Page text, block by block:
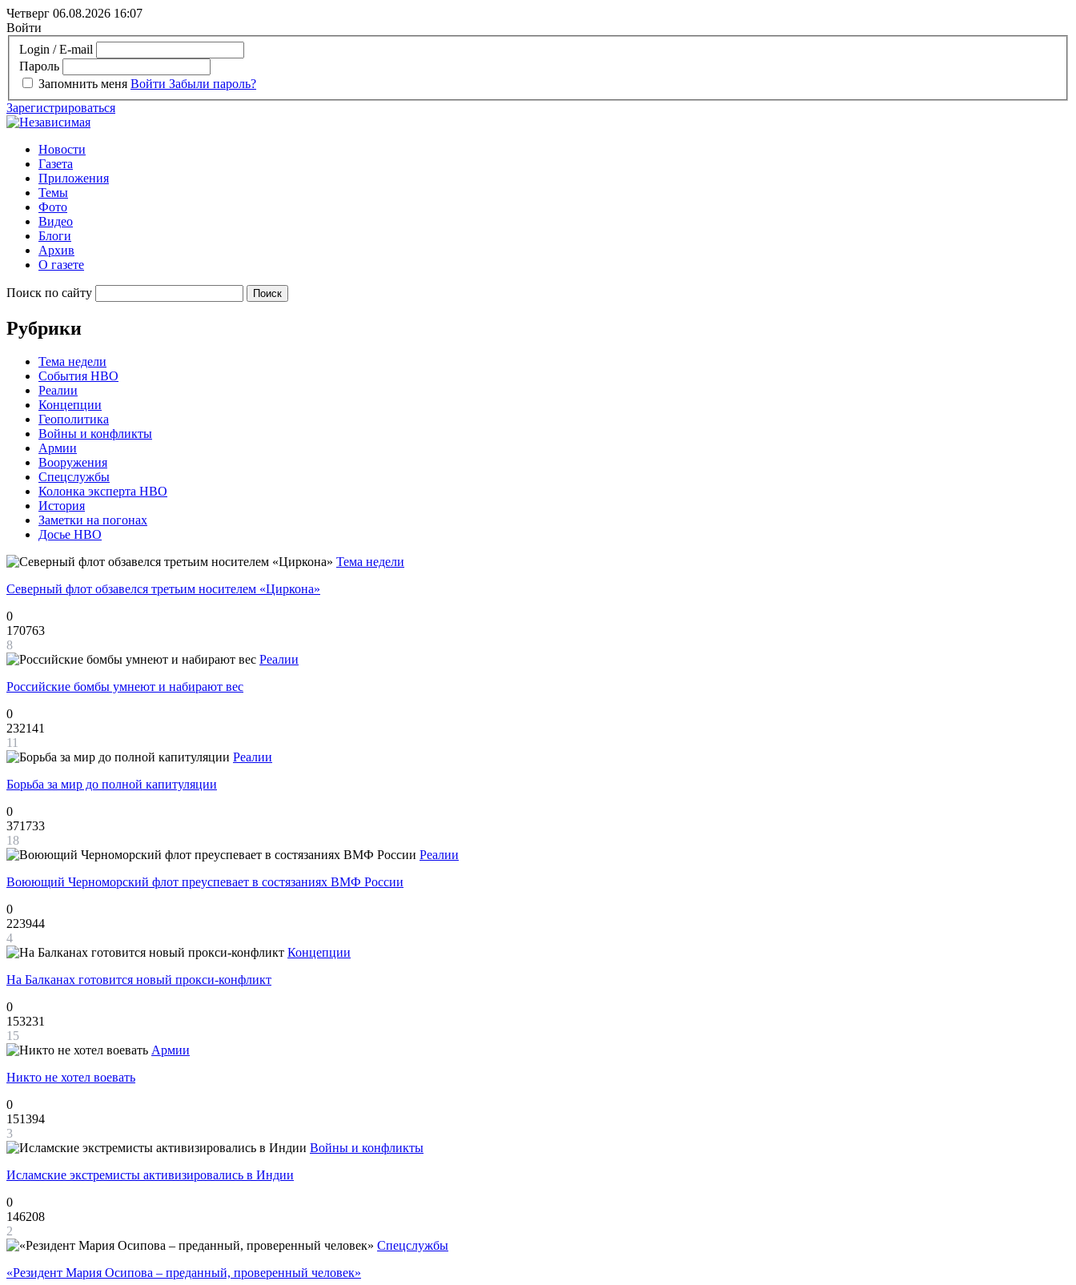
Четверг 06.08.2026 16:07
Войти
Login / E-mail
Пароль
Запомнить меня Войти Забыли пароль?
Зарегистрироваться
Новости
Газета
Приложения
Темы
Фото
Видео
Блоги
Архив
О газете
Поиск по сайту
Рубрики
Тема недели
События НВО
Реалии
Концепции
Геополитика
Войны и конфликты
Армии
Вооружения
Спецслужбы
Колонка эксперта НВО
История
Заметки на погонах
Досье НВО
Тема недели
Северный флот обзавелся третьим носителем «Циркона»
0
170763
8
Реалии
Российские бомбы умнеют и набирают вес
0
232141
11
Реалии
Борьба за мир до полной капитуляции
0
371733
18
Реалии
Воюющий Черноморский флот преуспевает в состязаниях ВМФ России
0
223944
4
Концепции
На Балканах готовится новый прокси-конфликт
0
153231
15
Армии
Никто не хотел воевать
0
151394
3
Войны и конфликты
Исламские экстремисты активизировались в Индии
0
146208
2
Спецслужбы
«Резидент Мария Осипова – преданный, проверенный человек»